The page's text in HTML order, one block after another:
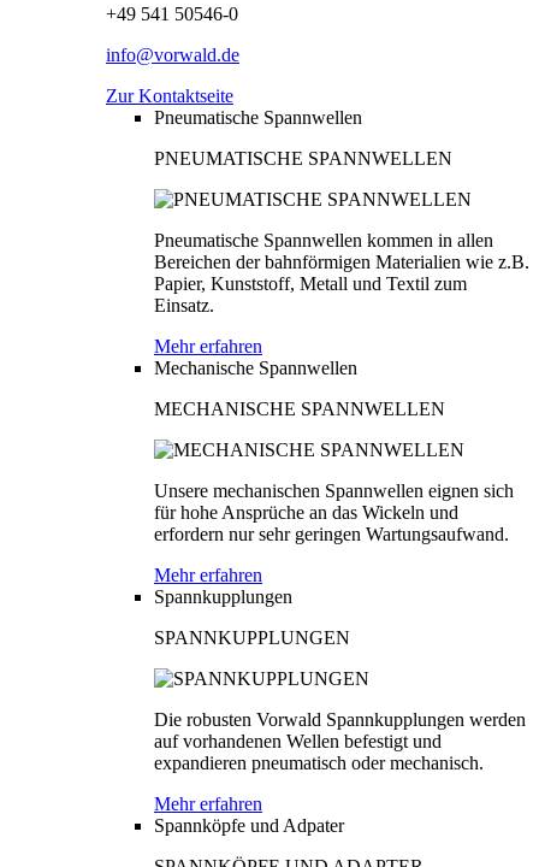
+49 541 50546-0
info@vorwald.de
Zur Kontaktseite
Pneumatische Spannwellen
PNEUMATISCHE SPANNWELLEN
Pneumatische Spannwellen kommen in allen
Bereichen der bahnförmigen Materialien wie z.B.
Papier, Kunststoff, Metall und Textil zum
Einsatz.
Mehr erfahren
Mechanische Spannwellen
MECHANISCHE SPANNWELLEN
Unsere mechanischen Spannwellen eignen sich
für hohe Ansprüche an das Wickeln und
erfordern nur sehr geringen Wartungsaufwand.
Mehr erfahren
Spannkupplungen
SPANNKUPPLUNGEN
Die robusten Vorwald Spannkupplungen werden
auf vorhandenen Wellen befestigt und
expandieren pneumatisch oder mechanisch.
Mehr erfahren
Spannköpfe und Adpater